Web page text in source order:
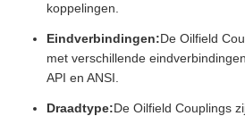
koppelingen.
Eindverbindingen:De Oilfield
met verschillende
API en ANSI.
Draadtype:De Oilfield Couplings